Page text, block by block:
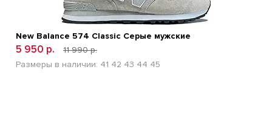
New Balance 574 Classic Серые мужские
5 950 р.
11 990 р.
Размеры в наличии: 41 42 43 44 45